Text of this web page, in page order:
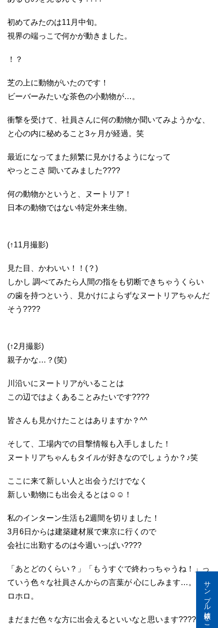
サンプル依頼はこちら
初めてみたのは11月中旬。
視界の端っこで何かが動きました。
！？
芝の上に動物がいたのです！
ビーバーみたいな茶色の小動物が…。
衝撃を受けて、社員さんに何の動物か聞いてみようかな、
と心の内に秘めること3ヶ月が経過。笑
最近になってまた頻繁に見かけるようになって
やっとこさ 聞いてみました????
何の動物かというと、ヌートリア！
日本の動物ではない特定外来生物。
(↑11月撮影)
見た目、かわいい！！(？)
しかし 調べてみたら人間の指をも切断できちゃうくらい
の歯を持つという、見かけによらずなヌートリアちゃんだ
そう????
(↑2月撮影)
親子かな…？(笑)
川沿いにヌートリアがいることは
この辺ではよくあることみたいです????
皆さんも見かけたことはありますか？^^
そして、工場内での目撃情報も入手しました！
ヌートリアちゃんもタイルが好きなのでしょうか？♪笑
ここに来て新しい人と出会うだけでなく
新しい動物にも出会えるとは☺☺！
私のインターン生活も2週間を切りました！
3月6日からは建築建材展で東京に行くので
会社に出勤するのは今週いっぱい????
「あとどのくらい？」「もうすぐで終わっちゃうね！」っ
ていう色々な社員さんからの言葉が 心にしみます…。ホ
ロホロ。
まだまだ色々な方に出会えるといいなと思います????！